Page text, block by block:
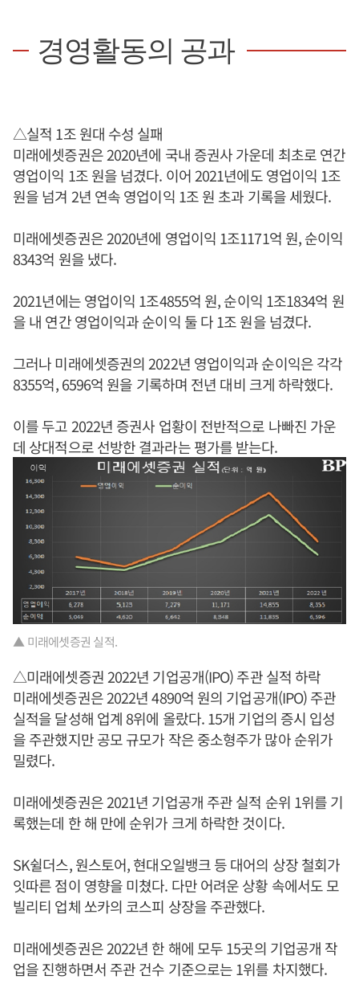
경영활동의 공과
△실적 1조 원대 수성 실패
미래에셋증권은 2020년에 국내 증권사 가운데 최초로 연간
영업이익 1조 원을 넘겼다. 이어 2021년에도 영업이익 1조
원을 넘겨 2년 연속 영업이익 1조 원 초과 기록을 세웠다.
미래에셋증권은 2020년에 영업이익 1조1171억 원, 순이익
8343억 원을 냈다.
2021년에는 영업이익 1조4855억 원, 순이익 1조1834억 원
을 내 연간 영업이익과 순이익 둘 다 1조 원을 넘겼다.
그러나 미래에셋증권의 2022년 영업이익과 순이익은 각각
8355억, 6596억 원을 기록하며 전년 대비 크게 하락했다.
이를 두고 2022년 증권사 업황이 전반적으로 나빠진 가운
데 상대적으로 선방한 결과라는 평가를 받는다.
▲ 미래에셋증권 실적.
△미래에셋증권 2022년 기업공개(IPO) 주관 실적 하락
미래에셋증권은 2022년 4890억 원의 기업공개(IPO) 주관
실적을 달성해 업계 8위에 올랐다. 15개 기업의 증시 입성
을 주관했지만 공모 규모가 작은 중소형주가 많아 순위가
밀렸다.
미래에셋증권은 2021년 기업공개 주관 실적 순위 1위를 기
록했는데 한 해 만에 순위가 크게 하락한 것이다.
SK쉴더스, 원스토어, 현대오일뱅크 등 대어의 상장 철회가
잇따른 점이 영향을 미쳤다. 다만 어려운 상황 속에서도 모
빌리티 업체 쏘카의 코스피 상장을 주관했다.
미래에셋증권은 2022년 한 해에 모두 15곳의 기업공개 작
업을 진행하면서 주관 건수 기준으로는 1위를 차지했다.